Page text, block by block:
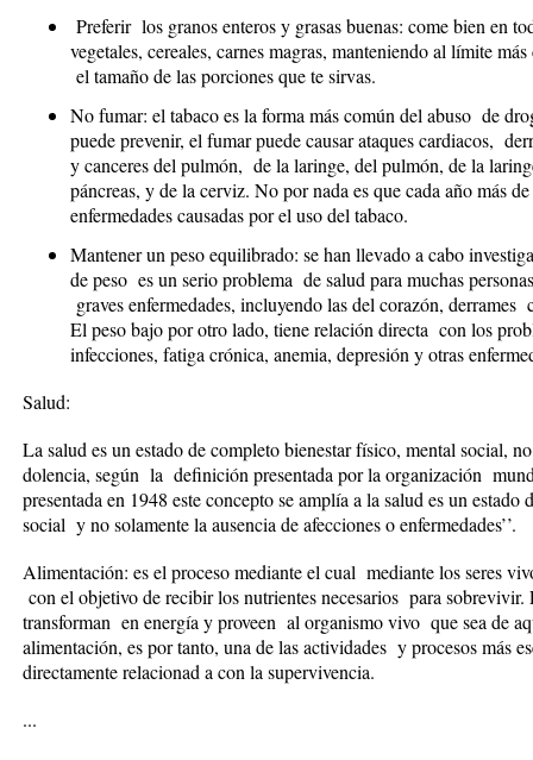
Preferir los granos enteros y grasas buenas: come bien en
vegetales, cereales, carnes magras, manteniendo al límite
el tamaño de las porciones que te sirvas.
No fumar: el tabaco es la forma más común del abuso de
puede prevenir, el fumar puede causar ataques cardiacos,
y canceres del pulmón, de la laringe, del pulmón, de la
páncreas, y de la cerviz. No por nada es que cada año más
enfermedades causadas por el uso del tabaco.
Mantener un peso equilibrado: se han llevado a cabo
de peso es un serio problema de salud para muchas
graves enfermedades, incluyendo las del corazón, derrames
El peso bajo por otro lado, tiene relación directa con los
infecciones, fatiga crónica, anemia, depresión y otras
Salud:
La salud es un estado de completo bienestar físico, mental social,
dolencia, según la definición presentada por la organización
presentada en 1948 este concepto se amplía a la salud es un
social y no solamente la ausencia de afecciones o enfermedades’’.
Alimentación: es el proceso mediante el cual mediante los seres
con el objetivo de recibir los nutrientes necesarios para sobrevivir.
transforman en energía y proveen al organismo vivo que sea de
alimentación, es por tanto, una de las actividades y procesos más
directamente relacionad a con la supervivencia.
...